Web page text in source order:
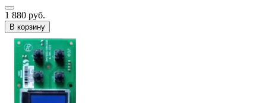
1 880 руб.
В корзину